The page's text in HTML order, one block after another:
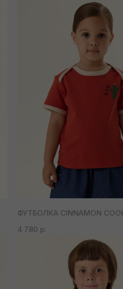
ФУТБОЛКА CINNAMON
4 780 р.